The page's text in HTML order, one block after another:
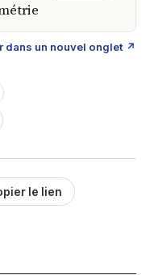
dans un nouvel onglet ↗
le lien